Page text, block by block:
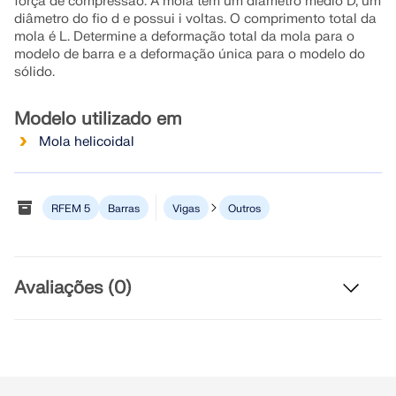
RWIND 3
A sua porta de entrada para modelação paramétrica e
OBTER SUPORTE
durante os seus estudos.
OBTER LICENÇA GRATUITA
LIGAR AO SUPORTE
engenharia e leve sua carreira a novos patamares.
diâmetro do fio d e possui i voltas. O comprimento total da
mola é L. Determine a deformação total da mola para o
modelo de barra e a deformação única para o modelo do
sólido.
Modelo utilizado em
Mola helicoidal
RFEM 5 Barras Vigas Outros
Avaliações (0)